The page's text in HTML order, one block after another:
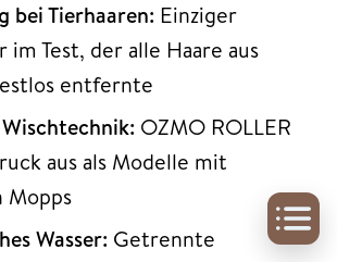
bei Tierhaaren: Einziger
im Test, der alle Haare aus
entfernte
OZMO ROLLER
aus als Modelle mit
Wasser: Getrennte